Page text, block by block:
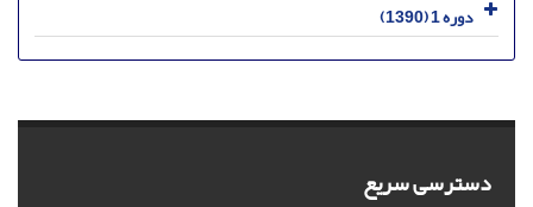
دوره 1 (1390)
دسترسی سریع